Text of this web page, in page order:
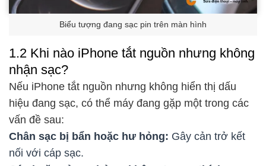
Biểu tượng đang sạc pin trên màn hình
1.2 Khi nào iPhone tắt nguồn nhưng không
nhận sạc?
Nếu iPhone tắt nguồn nhưng không hiển thị dấu
hiệu đang sạc, có thể máy đang gặp một trong các
vấn đề sau:
Chân sạc bị bẩn hoặc hư hỏng: Gây cản trở kết
nối với cáp sạc.